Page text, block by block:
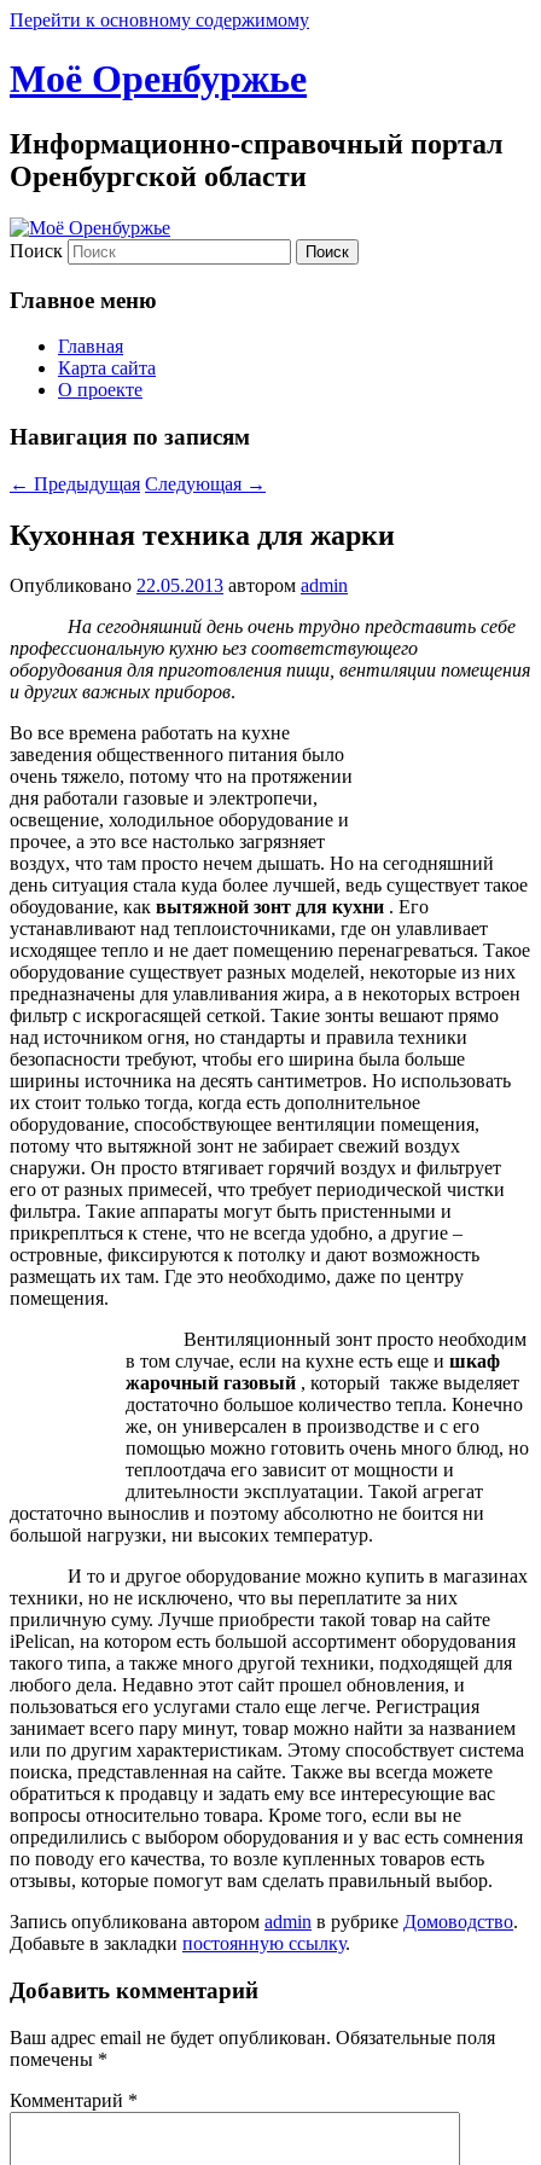
Перейти к основному содержимому
Моё Оренбуржье
Информационно-справочный портал
Оренбургской области
Поиск
Главное меню
Главная
Карта сайта
О проекте
Навигация по записям
← Предыдущая Следующая →
Кухонная техника для жарки
Опубликовано 22.05.2013 автором admin
На сегодняшний день очень трудно представить себе
профессиональную кухню ьез соответствующего
оборудования для приготовления пищи, вентиляции помещения
и других важных приборов.
Во все времена работать на кухне
заведения общественного питания было
очень тяжело, потому что на протяжении
дня работали газовые и электропечи,
освещение, холодильное оборудование и
прочее, а это все настолько загрязняет
воздух, что там просто нечем дышать. Но на сегодняшний
день ситуация стала куда более лучшей, ведь существует такое
обоудование, как вытяжной зонт для кухни . Его
устанавливают над теплоисточниками, где он улавливает
исходящее тепло и не дает помещению перенагреваться. Такое
оборудование существует разных моделей, некоторые из них
предназначены для улавливания жира, а в некоторых встроен
фильтр с искрогасящей сеткой. Такие зонты вешают прямо
над источником огня, но стандарты и правила техники
безопасности требуют, чтобы его ширина была больше
ширины источника на десять сантиметров. Но использовать
их стоит только тогда, когда есть дополнительное
оборудование, способствующее вентиляции помещения,
потому что вытяжной зонт не забирает свежий воздух
снаружи. Он просто втягивает горячий воздух и фильтрует
его от разных примесей, что требует периодической чистки
фильтра. Такие аппараты могут быть пристенными и
прикреплться к стене, что не всегда удобно, а другие –
островные, фиксируются к потолку и дают возможность
размещать их там. Где это необходимо, даже по центру
помещения.
Вентиляционный зонт просто необходим
в том случае, если на кухне есть еще и шкаф
жарочный газовый , который также выделяет
достаточно большое количество тепла. Конечно
же, он универсален в производстве и с его
помощью можно готовить очень много блюд, но
теплоотдача его зависит от мощности и
длитеьлности эксплуатации. Такой агрегат
достаточно вынослив и поэтому абсолютно не боится ни
большой нагрузки, ни высоких температур.
И то и другое оборудование можно купить в магазинах
техники, но не исключено, что вы переплатите за них
приличную суму. Лучше приобрести такой товар на сайте
iPelican, на котором есть большой ассортимент оборудования
такого типа, а также много другой техники, подходящей для
любого дела. Недавно этот сайт прошел обновления, и
пользоваться его услугами стало еще легче. Регистрация
занимает всего пару минут, товар можно найти за названием
или по другим характеристикам. Этому способствует система
поиска, представленная на сайте. Также вы всегда можете
обратиться к продавцу и задать ему все интересующие вас
вопросы относительно товара. Кроме того, если вы не
опредилились с выбором оборудования и у вас есть сомнения
по поводу его качества, то возле купленных товаров есть
отзывы, которые помогут вам сделать правильный выбор.
Запись опубликована автором admin в рубрике Домоводство.
Добавьте в закладки постоянную ссылку.
Добавить комментарий
Ваш адрес email не будет опубликован. Обязательные поля
помечены *
Комментарий *